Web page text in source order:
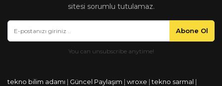
sitesi sorumlu tutulamaz.
Abone Ol
tekno bilim adamı | Güncel Paylaşım | wroxe |tekno sarmal |